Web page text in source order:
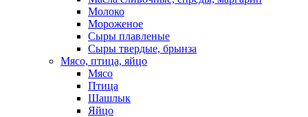
Молоко
Мороженое
Сыры плавленые
Сыры твердые, брынза
Мясо, птица, яйцо
Мясо
Птица
Шашлык
Яйцо